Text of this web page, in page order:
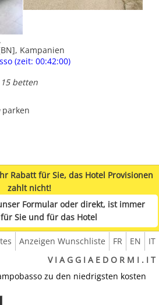
Kampanien
(zeit: 00:42:00)
betten
parken
Rabatt für Sie, das Hotel Provisionen
zahlt nicht!
Formular oder direkt, ist immer
Sie und für das Hotel
IT
EN
FR
Anzeigen Wunschliste
V I A G G I A E D O R M I . I T
zu den niedrigsten kosten